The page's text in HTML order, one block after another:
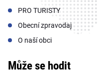
PRO TURISTY
Obecní zpravodaj
O naší obci
Může se hodit